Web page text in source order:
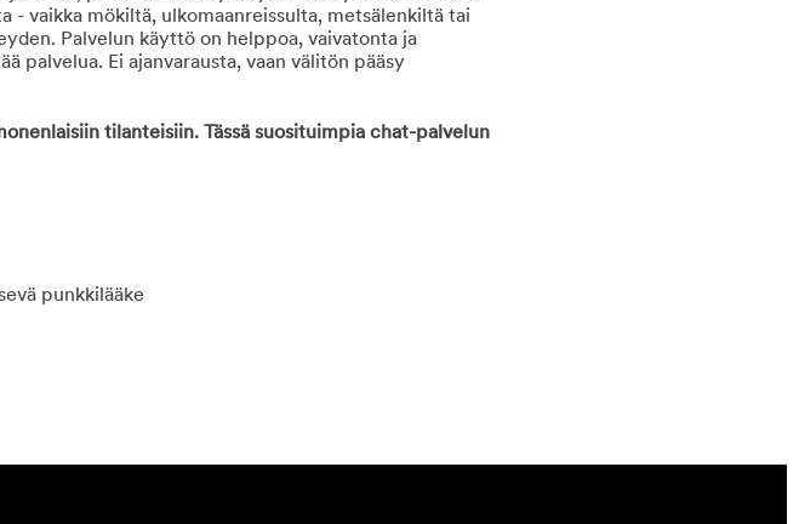
- vaikka mökiltä, ulkomaanreissulta, metsälenkiltä tai
Palvelun käyttö on helppoa, vaivatonta ja
palvelua. Ei ajanvarausta, vaan välitön pääsy
tilanteisiin. Tässä suosituimpia chat-palvelun
punkkilääke